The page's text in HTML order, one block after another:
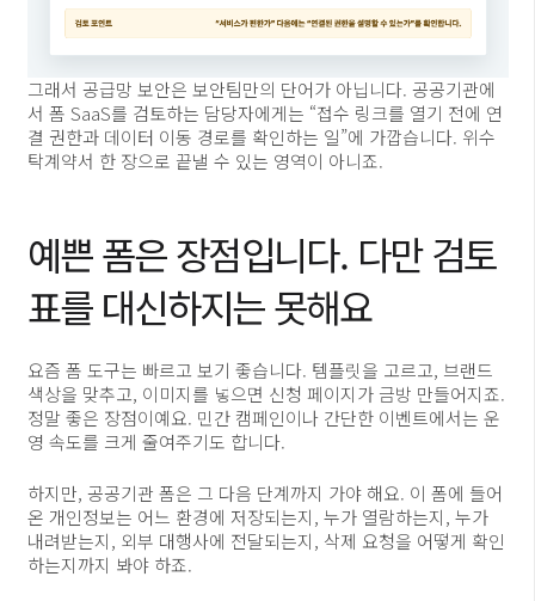
그래서 공급망 보안은 보안팀만의 단어가 아닙니다. 공공기관에
서 폼 SaaS를 검토하는 담당자에게는 “접수 링크를 열기 전에 연
결 권한과 데이터 이동 경로를 확인하는 일”에 가깝습니다. 위수
탁계약서 한 장으로 끝낼 수 있는 영역이 아니죠.
예쁜 폼은 장점입니다. 다만 검토
표를 대신하지는 못해요
요즘 폼 도구는 빠르고 보기 좋습니다. 템플릿을 고르고, 브랜드
색상을 맞추고, 이미지를 넣으면 신청 페이지가 금방 만들어지죠.
정말 좋은 장점이예요. 민간 캠페인이나 간단한 이벤트에서는 운
영 속도를 크게 줄여주기도 합니다.
하지만, 공공기관 폼은 그 다음 단계까지 가야 해요. 이 폼에 들어
온 개인정보는 어느 환경에 저장되는지, 누가 열람하는지, 누가
내려받는지, 외부 대행사에 전달되는지, 삭제 요청을 어떻게 확인
하는지까지 봐야 하죠.